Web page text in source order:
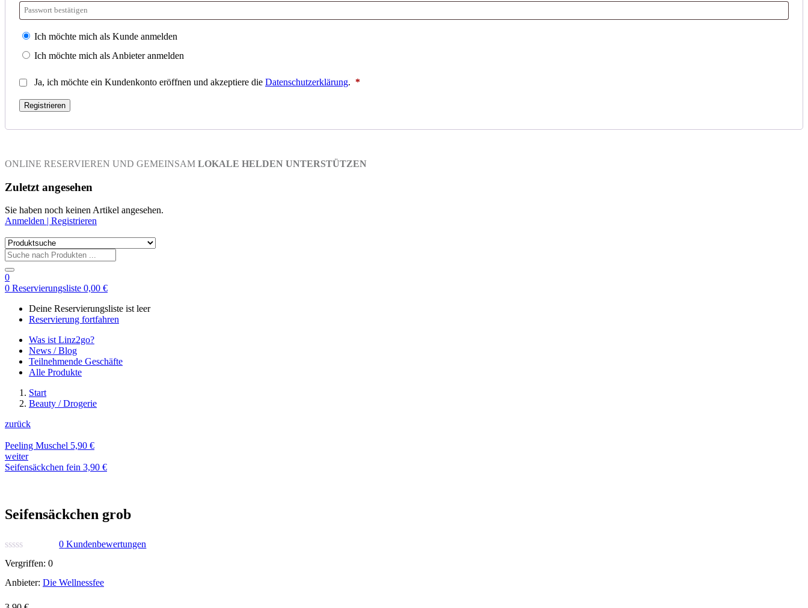
Ich möchte mich als Kunde anmelden
Ich möchte mich als Anbieter anmelden
Ja, ich möchte ein Kundenkonto eröffnen und akzeptiere die Datenschutzerklärung. *Erforderlich
Registrieren
ONLINE RESERVIEREN UND GEMEINSAM LOKALE HELDEN UNTERSTÜTZEN
Zuletzt angesehen
Sie haben noch keinen Artikel angesehen.
Anmelden | Registrieren
0
0 Reservierungsliste 0,00 €
Deine Reservierungsliste ist leer
Reservierung fortfahren
Was ist Linz2go?
News / Blog
Teilnehmende Geschäfte
Alle Produkte
Start
Beauty / Drogerie
zurück
Peeling Muschel 5,90 €
weiter
Seifensäckchen fein 3,90 €
Seifensäckchen grob
0 Kundenbewertungen
Vergriffen: 0
Anbieter: Die Wellnessfee